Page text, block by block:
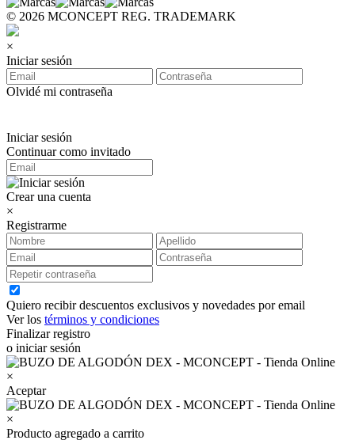
© 2026 MCONCEPT REG. TRADEMARK
×
Iniciar sesión
Olvidé mi contraseña
Iniciar sesión
Continuar como invitado
Crear una cuenta
×
Registrarme
Quiero recibir descuentos exclusivos y novedades por email
Ver los términos y condiciones
Finalizar registro
o iniciar sesión
×
Aceptar
×
Producto agregado a carrito